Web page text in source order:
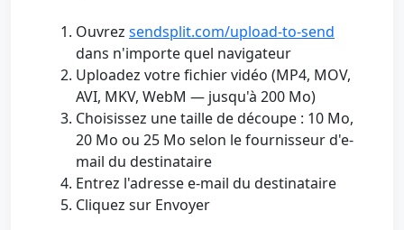
Ouvrez sendsplit.com/upload-to-send
dans n'importe quel navigateur
Uploadez votre fichier vidéo (MP4, MOV,
AVI, MKV, WebM — jusqu'à 200 Mo)
Choisissez une taille de découpe : 10 Mo,
20 Mo ou 25 Mo selon le fournisseur d'e-
mail du destinataire
Entrez l'adresse e-mail du destinataire
Cliquez sur Envoyer